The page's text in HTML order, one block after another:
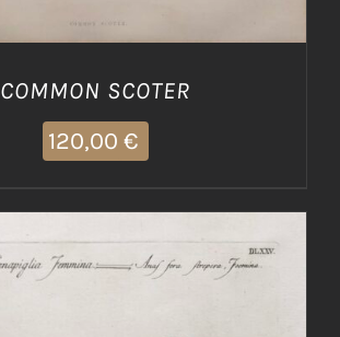
COMMON SCOTER
120,00 €